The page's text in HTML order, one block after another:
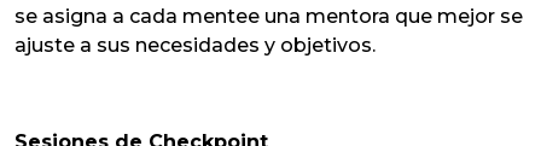
se asigna a cada mentee una mentora que mejor se
ajuste a sus necesidades y objetivos.